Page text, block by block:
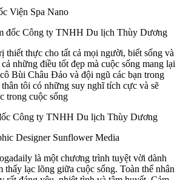
Viện Spa Nano
thiết thực cho tất cả mọi người, biết sống và
những điều tốt đẹp mà cuộc sống mang lại
Bùi Châu Đảo và đội ngũ các bạn trong
tôi có những suy nghĩ tích cực và sẽ
trong cuộc sống
Công ty TNHH Du lịch Thùy Dương
là một chương trình tuyệt vời dành
thấy lạc lõng giữa cuộc sống. Toàn thể nhân